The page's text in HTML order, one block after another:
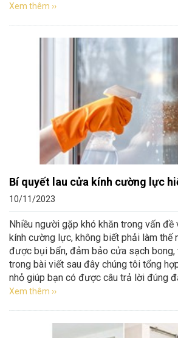
Xem thêm ››
Bí quyết lau cửa kính cường lực
10/11/2023
Nhiều người gặp khó khăn trong vấn đề
kính cường lực, không biết phải làm thế
được bụi bẩn, đảm bảo cửa sạch
trong bài viết sau đây chúng tôi tổng
nhỏ giúp bạn có được câu trả lời đúng
Xem thêm ››